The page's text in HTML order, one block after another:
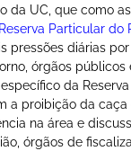
da UC, que como
Particular
pressões diárias
órgãos públicos
da
a proibição da
na área e
órgãos de